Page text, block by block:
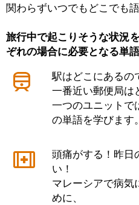
関わらずいつでもどこでも
旅行中で起こりそうな状況
ぞれの場合に必要となる単
駅はどこにあるの
一番近い郵便局は
一つのユニットで
の単語を学びます。
頭痛がする！昨日
い！
マレーシアで病気
めに、